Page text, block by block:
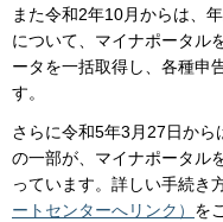
また令和2年10月からは、
について、マイナポータル
ータを一括取得し、各種申
す。
さらに令和5年3月27日から
の一部が、マイナポータル
っています。詳しい手続き
ートセンターへリンク） を